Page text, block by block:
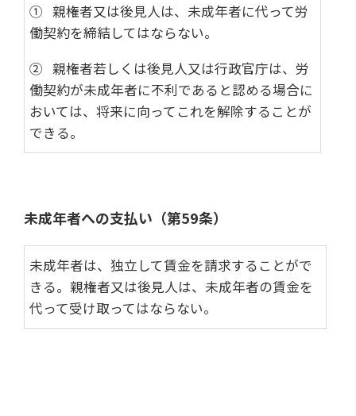
① 親権者又は後見人は、未成年者に代って労
働契約を締結してはならない。
② 親権者若しくは後見人又は行政官庁は、労
働契約が未成年者に不利であると認める場合に
おいては、将来に向ってこれを解除することが
できる。
未成年者への支払い（第59条）
未成年者は、独立して賃金を請求することがで
きる。親権者又は後見人は、未成年者の賃金を
代って受け取ってはならない。